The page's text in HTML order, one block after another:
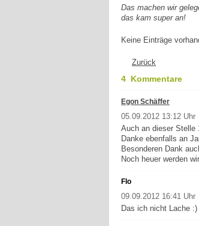
Das machen wir
das kam super an!
Keine Einträge
Zurück
4 Kommentare
Egon Schäffer
05.09.2012 13:12 Uhr
Auch an dieser Stelle
Danke ebenfalls an
Besonderen Dank
Noch heuer werden
Flo
09.09.2012 16:41 Uhr
Das ich nicht Lache